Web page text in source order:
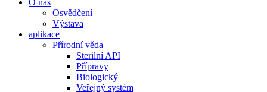
O nás
Osvědčení
Výstava
aplikace
Přírodní věda
Sterilní API
Přípravy
Biologický
Veřejný systém